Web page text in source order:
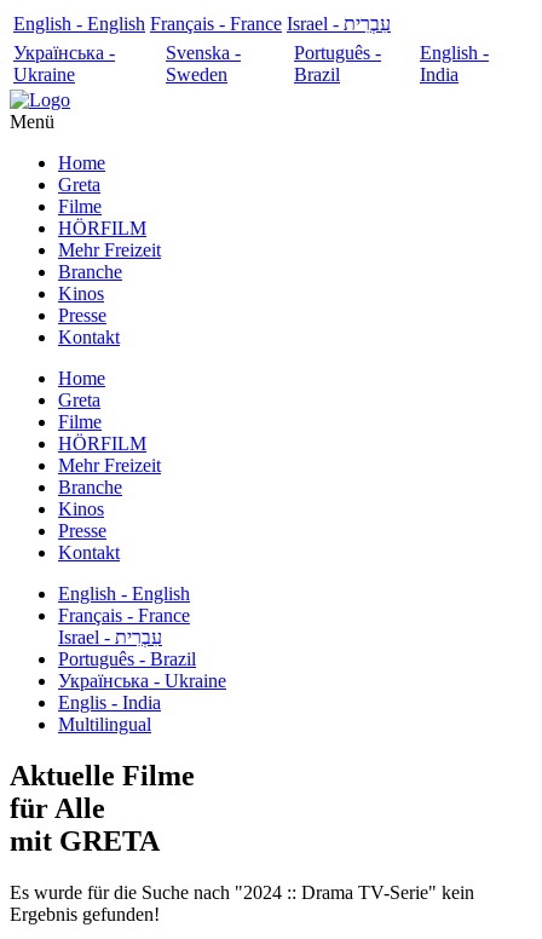
English - English Français - France
עִבְרִית - Israel
Українська -
Ukraine
Svenska -
Sweden
Português -
Brazil
English -
India
Menü
Home
Greta
Filme
HÖRFILM
Mehr Freizeit
Branche
Kinos
Presse
Kontakt
Home
Greta
Filme
HÖRFILM
Mehr Freizeit
Branche
Kinos
Presse
Kontakt
English - English
Français - France
עִבְרִית - Israel
Português - Brazil
Українська - Ukraine
Englis - India
Multilingual
Aktuelle Filme
für Alle
mit GRETA
Es wurde für die Suche nach "2024 :: Drama TV-Serie" kein
Ergebnis gefunden!